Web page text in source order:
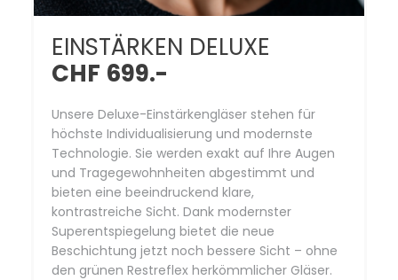
EINSTÄRKEN DELUXE
CHF 699.-
Unsere Deluxe-Einstärkengläser stehen für
höchste Individualisierung und modernste
Technologie. Sie werden exakt auf Ihre Augen
und Tragegewohnheiten abgestimmt und
bieten eine beeindruckend klare,
kontrastreiche Sicht. Dank modernster
Superentspiegelung bietet die neue
Beschichtung jetzt noch bessere Sicht – ohne
den grünen Restreflex herkömmlicher Gläser.